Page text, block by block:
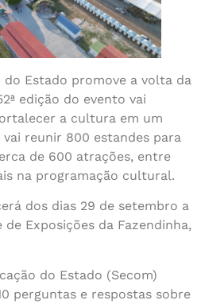
do Estado promove a volta da
edição do evento vai
a cultura em um
vai reunir 800 estandes para
de 600 atrações, entre
na programação cultural.
dos dias 29 de setembro a
Exposições da Fazendinha,
do Estado (Secom)
perguntas e respostas sobre